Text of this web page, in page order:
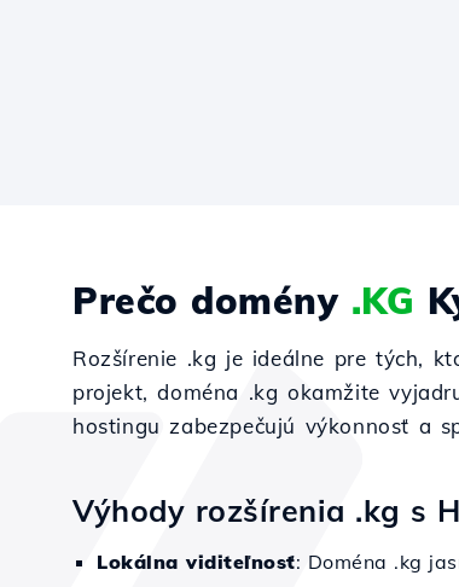
Prečo domény .KG
Rozšírenie .kg je ideálne pre tých,
projekt, doména .kg okamžite
hostingu zabezpečujú výkonnosť a
Výhody rozšírenia .kg s
Lokálna viditeľnosť: Doména .kg